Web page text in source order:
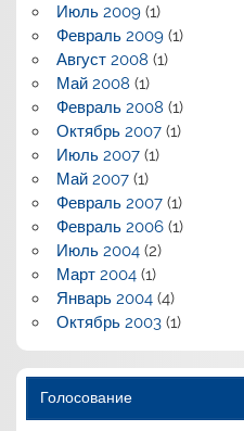
Июль 2009(1)
Февраль 2009(1)
Август 2008 (1)
Май 2008 (1)
Февраль 2008 (1)
Октябрь 2007(1)
Июль 2007(1)
Май 2007(1)
Февраль 2007(1)
Февраль 2006(1)
Июль 2004(2)
Март 2004(1)
Январь 2004(4)
Октябрь 2003(1)
Голосование